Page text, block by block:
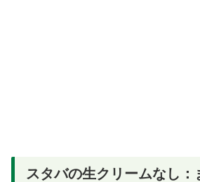
スタバの生クリームなし：